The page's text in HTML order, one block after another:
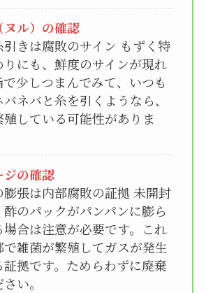
ヌル）の確認
引きは腐敗のサイン もずく特
にも、鮮度のサインが現れ
で少しつまんでみて、いつも
ネバと糸を引くようなら、
している可能性がありま
ジの確認
膨張は内部腐敗の証拠 未開封
酢のパックがパンパンに膨ら
場合は注意が必要です。これ
で雑菌が繁殖してガスが発生
証拠です。ためらわずに廃棄
い。